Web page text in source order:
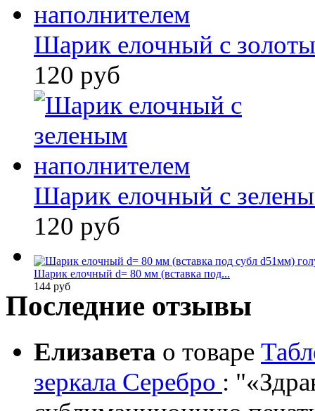
Шарик елочный с
120 руб
Шарик елочный с
120 руб
Шарик елочный d= 80 мм (вставка под...
144 руб
Последние отзывы
Елизавета о товаре
зеркала Серебро :